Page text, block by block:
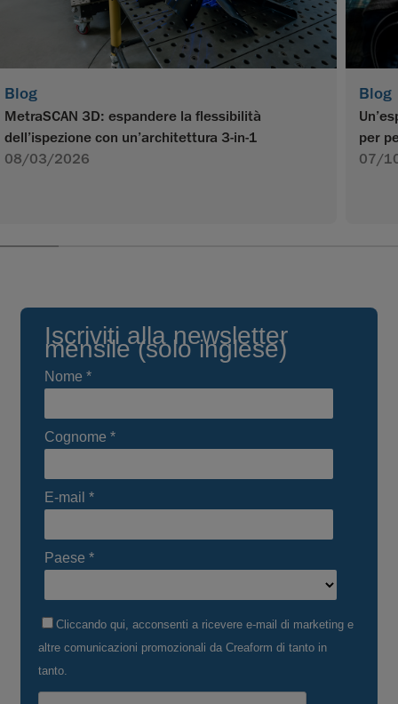
Blog
MetraSCAN 3D: espandere la flessibilità
dell’ispezione con un’architettura 3-in-1
08/03/2026
Blog
per
07/